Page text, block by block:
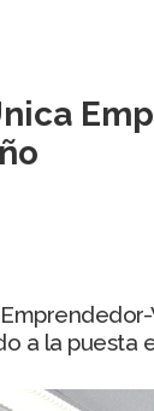
a la puesta